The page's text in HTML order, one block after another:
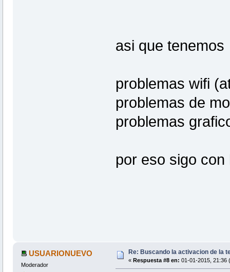
asi que tenemos
problemas wifi
problemas de
problemas
por eso sigo con
USUARIONUEVO
Moderador
Re: Buscando la activacion de la
« Respuesta #8 en: 01-01-2015, 21:36